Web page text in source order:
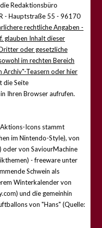
Redaktionsbüro
- Hauptstraße 55 - 96170
rechtliche Angaben -
glauben Inhalt dieser
oder gesetzliche
im rechten Bereich
Archiv"-Teasern oder hier
die Seite
in Ihren Browser aufrufen.
Icons stammt
im Nintendo-Style), von
von SaviourMachine
- freeware unter
Schwein als
Winterkalender von
und die gemeinhin
von "Hans" (Quelle: